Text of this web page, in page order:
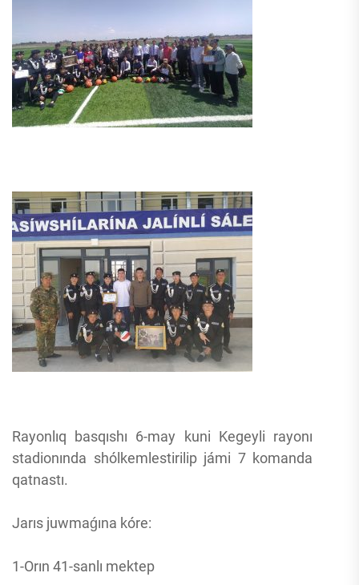
Rayonlıq basqıshı 6-may kuni Kegeyli rayonı
stadionında shólkemlestirilip jámi 7 komanda
qatnastı.
Jarıs juwmaǵına kóre:
1-Orın 41-sanlı mektep